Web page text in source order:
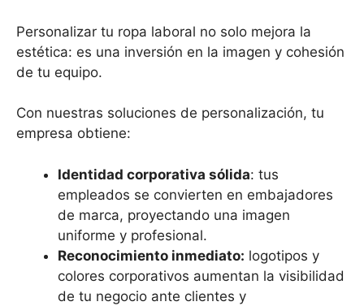
Personalizar tu ropa laboral no solo mejora la
estética: es una inversión en la imagen y cohesión
de tu equipo.
Con nuestras soluciones de personalización, tu
empresa obtiene:
Identidad corporativa sólida: tus
empleados se convierten en embajadores
de marca, proyectando una imagen
uniforme y profesional.
Reconocimiento inmediato: logotipos y
colores corporativos aumentan la visibilidad
de tu negocio ante clientes y